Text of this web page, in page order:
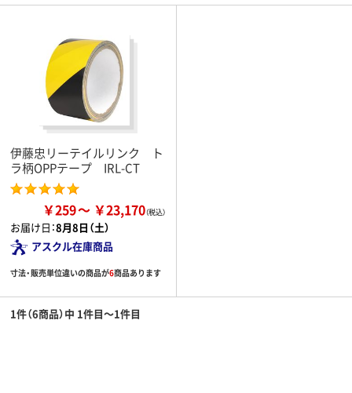
伊藤忠リーテイルリンク ト
ラ柄OPPテープ IRL-CT
￥259 ￥23,170
お届け日：8月8日（土）
アスクル在庫商品
寸法・販売単位違いの商品が6商品あります
1件（6商品）中 1件目～1件目